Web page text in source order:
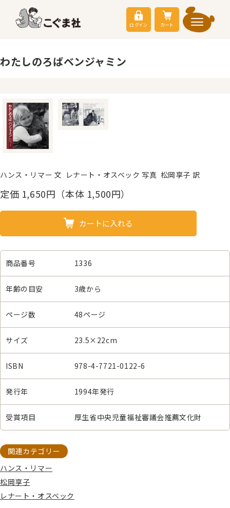
ログイン カート
わたしのろばベンジャミン
ハンス・リマー 文 レナート・オスベック 写真 松岡享子 訳
定価 1,650円（本体 1,500円）
カートに入れる
商品番号 1336
年齢の目安 3歳から
ページ数 48ページ
サイズ 23.5×22cm
ISBN 978-4-7721-0122-6
発行年 1994年発行
受賞項目 厚生省中央児童福祉審議会推薦文化財
関連カテゴリー
ハンス・リマー
松岡享子
レナート・オスベック